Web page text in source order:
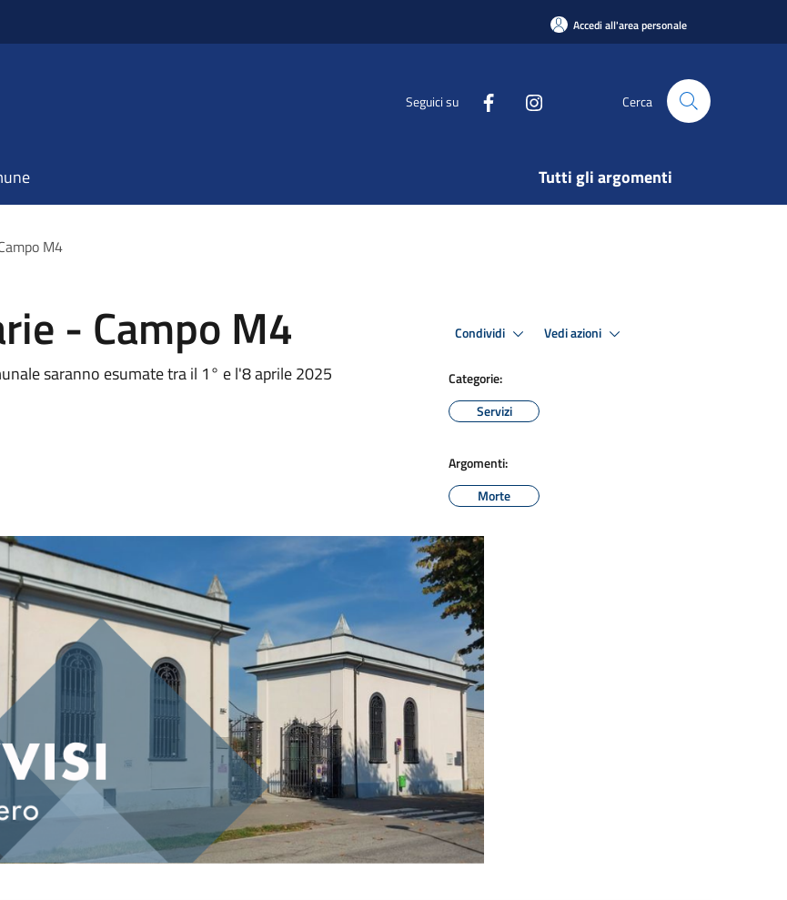
Accedi all'area personale
Seguici su Cerca
Tutti gli argomenti
M4
- Campo M4
saranno esumate tra il 1° e l'8 aprile 2025
Condividi Vedi azioni
Categorie:
Servizi
Argomenti:
Morte